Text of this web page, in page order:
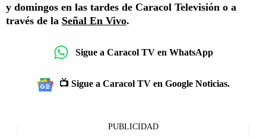
y domingos en las tardes de Caracol Televisión o a
través de la Señal En Vivo.
Sigue a Caracol TV en WhatsApp
📺 Sigue a Caracol TV en Google Noticias.
PUBLICIDAD